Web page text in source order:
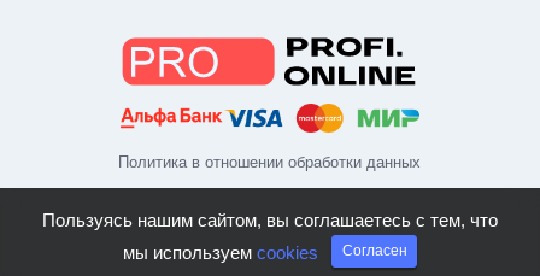
Политика в отношении обработки данных
Пользуясь нашим сайтом, вы соглашаетесь с тем, что
мы используем cookies Согласен